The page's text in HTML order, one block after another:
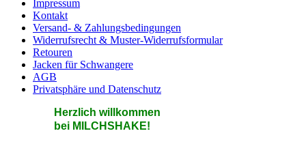
Impressum
Kontakt
Versand- & Zahlungsbedingungen
Widerrufsrecht & Muster-Widerrufsformular
Retouren
Jacken für Schwangere
AGB
Privatsphäre und Datenschutz
Herzlich willkommen
bei MILCHSHAKE!